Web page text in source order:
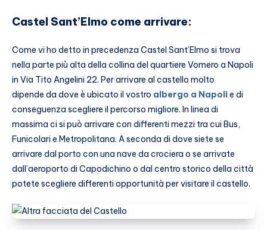
Castel Sant’Elmo come arrivare:
Come vi ho detto in precedenza Castel Sant’Elmo si trova
nella parte più alta della collina del quartiere Vomero a Napoli
in Via Tito Angelini 22. Per arrivare al castello molto
dipende da dove è ubicato il vostro albergo a Napolie di
conseguenza scegliere il percorso migliore. In linea di
massima ci si può arrivare con differenti mezzi tra cui Bus,
Funicolari e Metropolitana. A seconda di dove siete se
arrivare dal porto con una nave da crociera o se arrivate
dall’aeroporto di Capodichino o dal centro storico della città
potete scegliere differenti opportunità per visitare il castello.